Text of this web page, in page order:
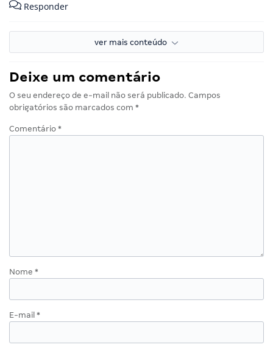
Responder
ver mais conteúdo
Deixe um comentário
O seu endereço de e-mail não será publicado. Campos
obrigatórios são marcados com *
Comentário *
Nome *
E-mail *